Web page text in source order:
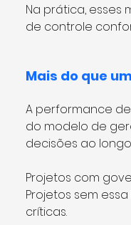
Na prática, esses
de controle
Mais do que
A performance
do modelo de
decisões ao
Projetos com
Projetos sem
críticas.